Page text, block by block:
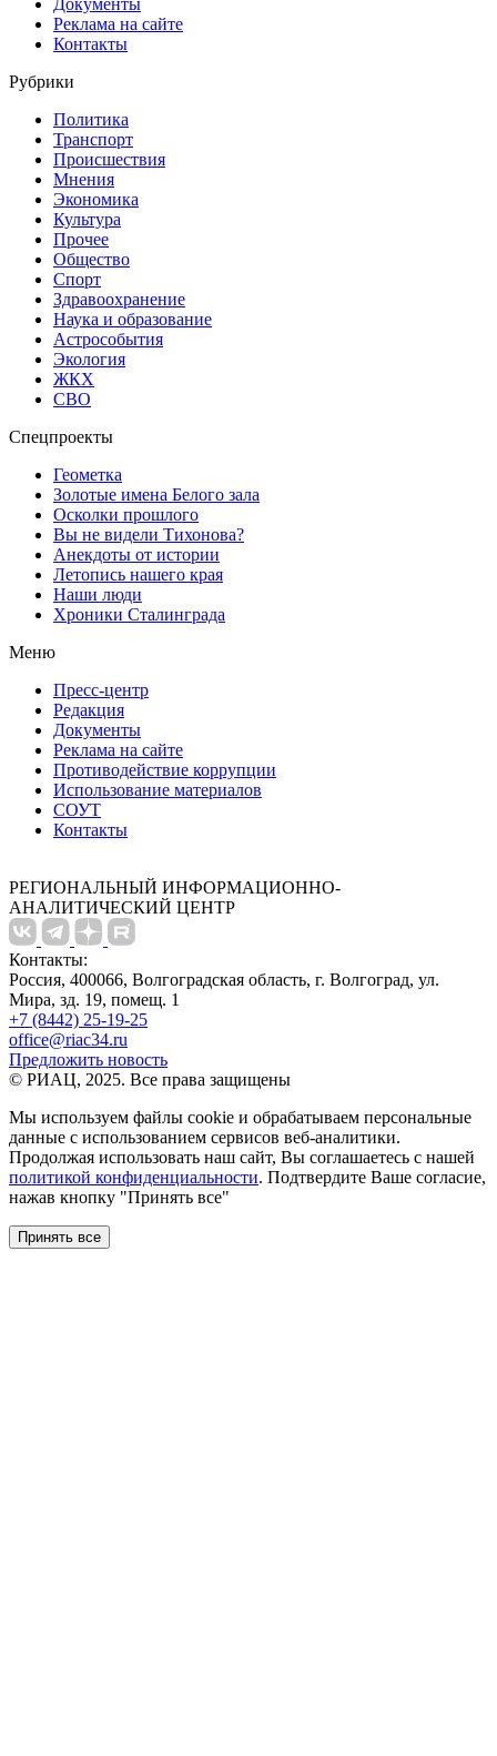
Реклама на сайте
Контакты
Рубрики
Политика
Транспорт
Происшествия
Мнения
Экономика
Культура
Прочее
Общество
Спорт
Здравоохранение
Наука и образование
Астрособытия
Экология
ЖКХ
СВО
Спецпроекты
Геометка
Золотые имена Белого зала
Осколки прошлого
Вы не видели Тихонова?
Анекдоты от истории
Летопись нашего края
Наши люди
Хроники Сталинграда
Меню
Пресс-центр
Редакция
Документы
Реклама на сайте
Противодействие коррупции
Использование материалов
СОУТ
Контакты
РЕГИОНАЛЬНЫЙ ИНФОРМАЦИОННО-
АНАЛИТИЧЕСКИЙ ЦЕНТР
Контакты:
Россия, 400066, Волгоградская область, г. Волгоград, ул.
Мира, зд. 19, помещ. 1
+7 (8442) 25-19-25
office@riac34.ru
Предложить новость
© РИАЦ, 2025. Все права защищены
Мы используем файлы сookie и обрабатываем персональные
данные с использованием сервисов веб-аналитики.
Продолжая использовать наш сайт, Вы соглашаетесь с нашей
политикой конфиденциальности. Подтвердите Ваше согласие,
нажав кнопку "Принять все"
Принять все